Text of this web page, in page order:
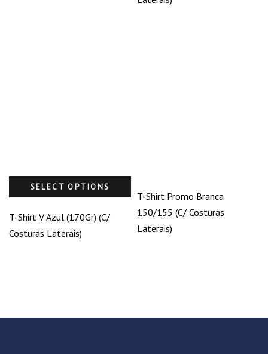
SELECT OPTIONS
T-Shirt V Azul (170Gr) (C/
Costuras Laterais)
T-Shirt Promo Branca
150/155 (C/ Costuras
Laterais)